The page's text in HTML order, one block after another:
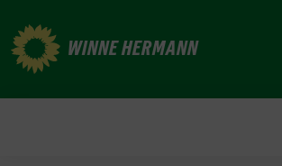
zum
Inhalt
WINNE HERMANN